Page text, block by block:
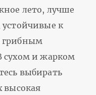
лето, лучше
устойчивые к
грибным
сухом и жарком
выбирать
высокая